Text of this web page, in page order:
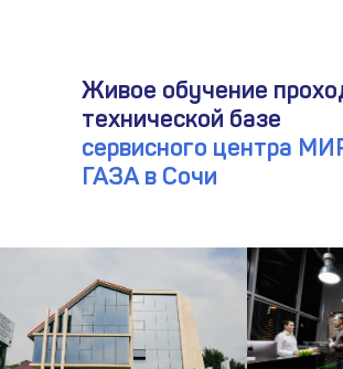
Живое обучение
технической базе
сервисного центра
ГАЗА в Сочи